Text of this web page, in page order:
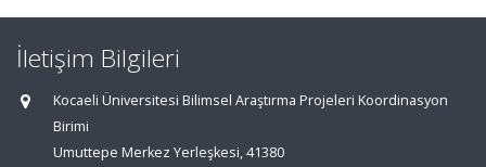
İletişim Bilgileri
Kocaeli Üniversitesi Bilimsel Araştırma Projeleri Koordinasyon
Birimi
Umuttepe Merkez Yerleşkesi, 41380